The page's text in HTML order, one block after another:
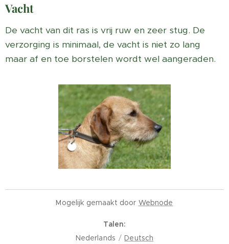
Vacht
De vacht van dit ras is vrij ruw en zeer stug. De
verzorging is minimaal, de vacht is niet zo lang
maar af en toe borstelen wordt wel aangeraden.
Mogelijk gemaakt door Webnode
Talen
Nederlands
Deutsch